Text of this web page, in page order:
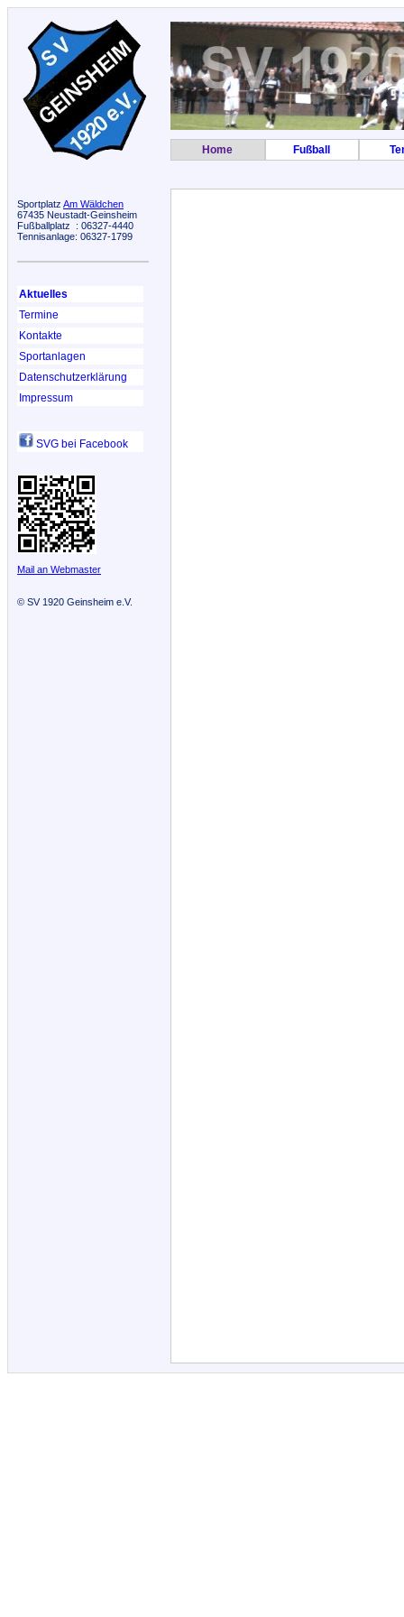
Home Fußball
Sportplatz Am Wäldchen
67435 Neustadt-Geinsheim
Fußballplatz : 06327-4440
Tennisanlage: 06327-1799
Aktuelles
Termine
Kontakte
Sportanlagen
Datenschutzerklärung
Impressum
SVG bei Facebook
Mail an Webmaster
© SV 1920 Geinsheim e.V.